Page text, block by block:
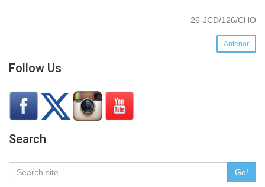
26-JCD/126/CHO
Anterior
Follow Us
Search
Go!